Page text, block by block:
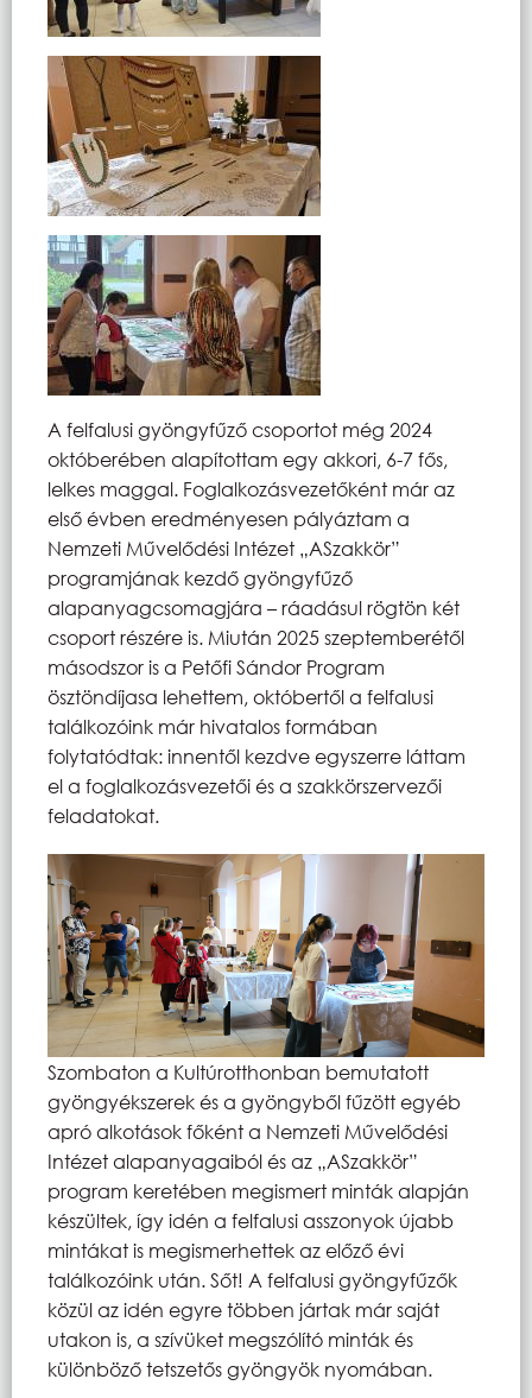
A felfalusi gyöngyfűző csoportot még 2024
októberében alapítottam egy akkori, 6-7 fős,
lelkes maggal. Foglalkozásvezetőként már az
első évben eredményesen pályáztam a
Nemzeti Művelődési Intézet „ASzakkör”
programjának kezdő gyöngyfűző
alapanyagcsomagjára – ráadásul rögtön két
csoport részére is. Miután 2025 szeptemberétől
másodszor is a Petőfi Sándor Program
ösztöndíjasa lehettem, októbertől a felfalusi
találkozóink már hivatalos formában
folytatódtak: innentől kezdve egyszerre láttam
el a foglalkozásvezetői és a szakkörszervezői
feladatokat.
Szombaton a Kultúrotthonban bemutatott
gyöngyékszerek és a gyöngyből fűzött egyéb
apró alkotások főként a Nemzeti Művelődési
Intézet alapanyagaiból és az „ASzakkör”
program keretében megismert minták alapján
készültek, így idén a felfalusi asszonyok újabb
mintákat is megismerhettek az előző évi
találkozóink után. Sőt! A felfalusi gyöngyfűzők
közül az idén egyre többen jártak már saját
utakon is, a szívüket megszólító minták és
különböző tetszetős gyöngyök nyomában.